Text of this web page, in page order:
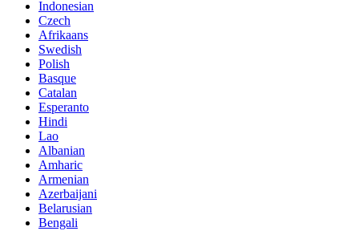
Indonesian
Czech
Afrikaans
Swedish
Polish
Basque
Catalan
Esperanto
Hindi
Lao
Albanian
Amharic
Armenian
Azerbaijani
Belarusian
Bengali